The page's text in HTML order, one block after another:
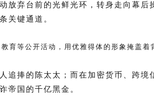
放弃台前的光鲜光环，转身走向幕后
关键通道。
育等公开活动，用优雅得体的形象掩盖着
追捧的陈太太；而在 加密货币
、跨
帝国的千亿黑金。